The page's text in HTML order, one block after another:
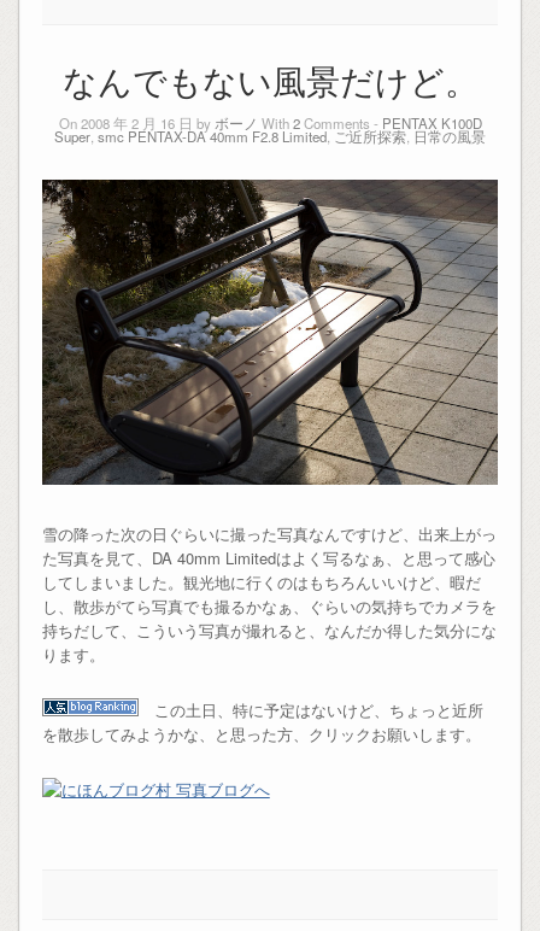
なんでもない風景だけど。
On 2008 年 2 月 16 日 by ボーノ With2Comments - PENTAX K100D
Super smc PENTAX-DA 40mm F2.8 Limited ご近所探索 日常の風景
雪の降った次の日ぐらいに撮った写真なんですけど、出来上がっ
た写真を見て、DA 40mm Limitedはよく写るなぁ、と思って感心
してしまいました。観光地に行くのはもちろんいいけど、暇だ
し、散歩がてら写真でも撮るかなぁ、ぐらいの気持ちでカメラを
持ちだして、こういう写真が撮れると、なんだか得した気分にな
ります。
この土日、特に予定はないけど、ちょっと近所
を散歩してみようかな、と思った方、クリックお願いします。